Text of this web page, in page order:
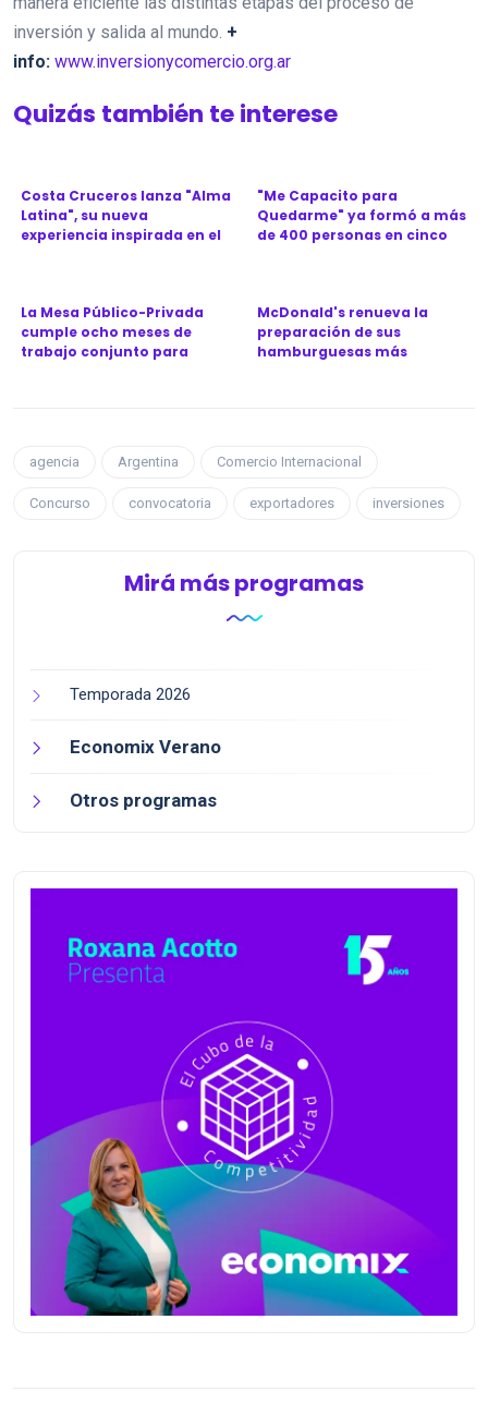
inversión y salida al mundo. +
info: www.inversionycomercio.org.ar
Quizás también te interese
Costa Cruceros lanza "Alma
Latina", su nueva
experiencia inspirada en el
"Me Capacito para
Quedarme" ya formó a más
de 400 personas en cinco
La Mesa Público-Privada
cumple ocho meses de
trabajo conjunto para
McDonald's renueva la
preparación de sus
hamburguesas más
agencia Argentina Comercio Internacional
Concurso convocatoria exportadores inversiones
Mirá más programas
Temporada 2026
Economix Verano
Otros programas